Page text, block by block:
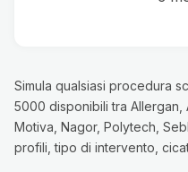
Simula qualsiasi procedura
5000 disponibili tra Allergan,
Motiva, Nagor, Polytech,
profili, tipo di intervento,